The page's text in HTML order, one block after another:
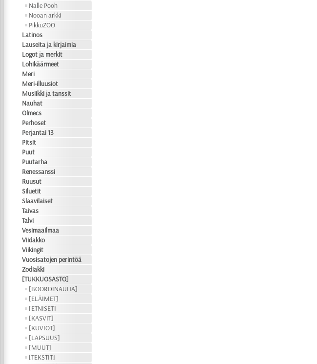
Nalle Pooh
Nooan arkki
PikkuZOO
Latinos
Lauseita ja kirjaimia
Logot ja merkit
Lohikäärmeet
Meri
Meri-illuusiot
Musiikki ja tanssit
Nauhat
Olmecs
Perhoset
Perjantai 13
Pitsit
Puut
Puutarha
Renessanssi
Ruusut
Siluetit
Slaavilaiset
Taivas
Talvi
Vesimaailmaa
Viidakko
Viikingit
Vuosisatojen perintöä
Zodiakki
[TUKKUOSASTO]
[BOORDINAUHA]
[ELÄIMET]
[ETNISET]
[KASVIT]
[KUVIOT]
[LAPSUUS]
[MUUT]
[TEKSTIT]